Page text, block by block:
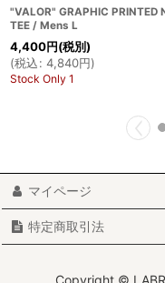
"VALOR" GRAPHIC PRINTED
TEE / Mens L
4,400円(税別)
(税込: 4,840円)
Stock Only 1
マイページ
特定商取引法